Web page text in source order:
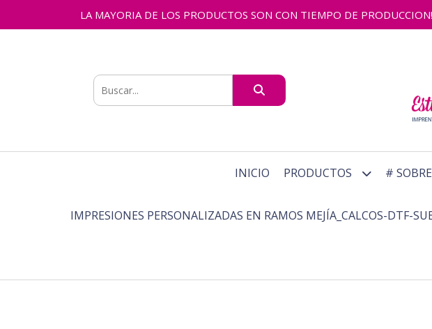
LA MAYORIA DE LOS PRODUCTOS SON CON TIEMPO DE
INICIO PRODUCTOS #
IMPRESIONES PERSONALIZADAS EN RAMOS MEJÍA_CALCOS-DTF-